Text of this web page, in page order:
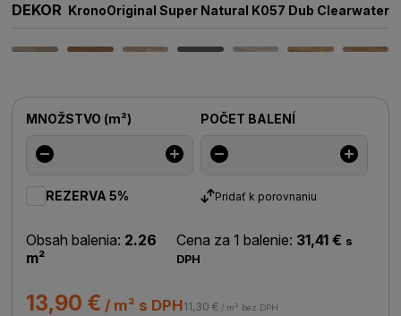
DEKOR KronoOriginal Super Natural K057 Dub Clearwater
MNOŽSTVO (m²) POČET BALENÍ
REZERVA 5% Pridať k porovnaniu
Obsah balenia: 2.26
m²
Cena za 1 balenie: 31,41 € s
DPH
13,90 € / m² s DPH11,30 € / m² bez DPH